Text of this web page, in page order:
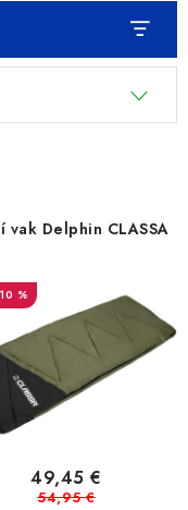
»
vak Delphin CLASSA
10 %
49,45 €
54,95 €